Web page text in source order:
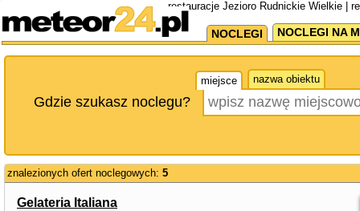
restauracje Jezioro Rudnickie Wielkie |
NOCLEGI NOCLEGI NA
miejsce nazwa obiektu
Gdzie szukasz noclegu?
znalezionych ofert noclegowych: 5
Gelateria Italiana